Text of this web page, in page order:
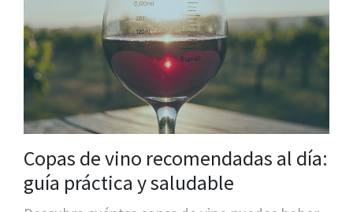
Copas de vino recomendadas al día:
guía práctica y saludable